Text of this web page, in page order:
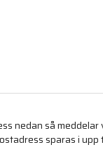
nedan så meddelar
sparas i upp